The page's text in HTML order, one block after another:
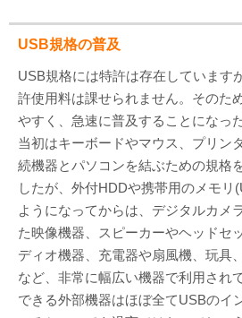
USB規格の普及
USB規格には特許は存在しています
許使用料は課せられません。そのた
やすく、急速に普及することになっ
当初はキーボードやマウス、プリン
続機器とパソコンを結ぶための規格
したが、外付HDDや携帯用のメモリ
ようになってからは、デジタルカメ
た映像機器、スピーカーやヘッドセ
ディオ機器、充電器や扇風機、玩具
など、非常に幅広い機器で利用され
できる外部機器はほぼ全てUSBのイ